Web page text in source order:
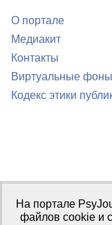
О портале
Медиакит
Контакты
Виртуальные фоны
Кодекс этики
Портал
Правила
На портале
файлов cookie и